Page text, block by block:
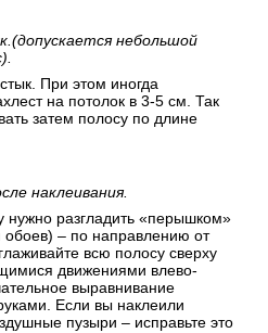
небольшой
При этом иногда
на потолок в 3-5 см. Так
затем полосу по длине
наклеивания.
нужно разгладить «перышком»
– по направлению от
всю полосу сверху
движениями влево-
выравнивание
Если вы наклеили
пузыри – исправьте это